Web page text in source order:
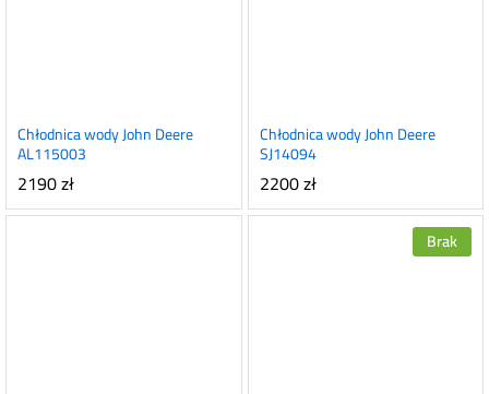
Chłodnica wody John Deere
AL115003
2190zł
Chłodnica wody John Deere
SJ14094
2200zł
Brak